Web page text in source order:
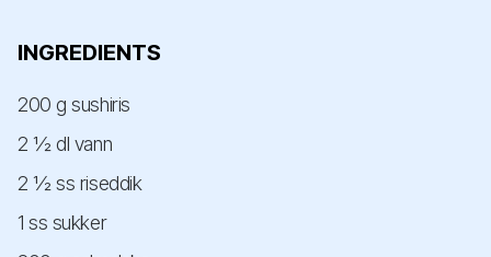
INGREDIENTS
200 g sushiris
2 ½ dl vann
2 ½ ss riseddik
1 ss sukker